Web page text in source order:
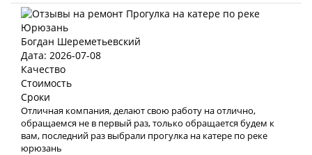
Богдан Шереметьевский
Дата: 2026-07-08
Качество
Стоимость
Сроки
Отличная компания, делают свою работу на отлично,
обращаемся не в первый раз, только обращается будем к
вам, последний раз выбрали прогулка на катере по реке
юрюзань